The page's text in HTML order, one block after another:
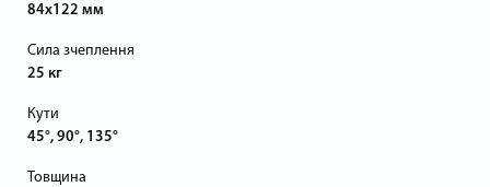
84x122 мм
Сила зчеплення
25 кг
Кути
45°, 90°, 135°
Товщина